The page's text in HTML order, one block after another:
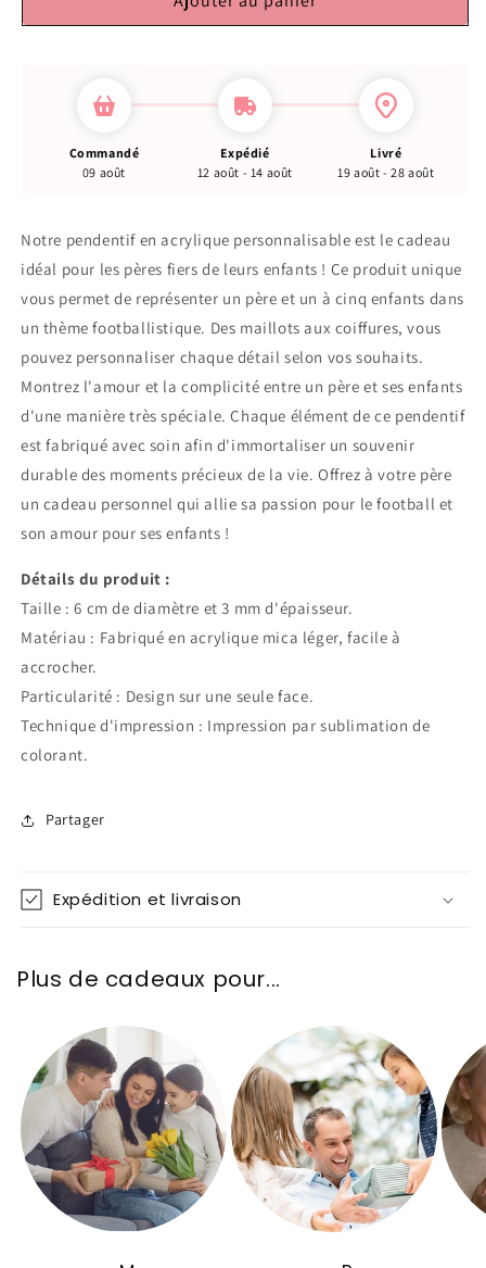
Commandé
09 août
Expédié
12 août - 14 août
Livré
19 août - 28 août
Notre pendentif en acrylique personnalisable est le cadeau
idéal pour les pères fiers de leurs enfants ! Ce produit unique
vous permet de représenter un père et un à cinq enfants dans
un thème footballistique. Des maillots aux coiffures, vous
pouvez personnaliser chaque détail selon vos souhaits.
Montrez l'amour et la complicité entre un père et ses enfants
d'une manière très spéciale. Chaque élément de ce pendentif
est fabriqué avec soin afin d'immortaliser un souvenir
durable des moments précieux de la vie. Offrez à votre père
un cadeau personnel qui allie sa passion pour le football et
son amour pour ses enfants !
Détails du produit :
Taille : 6 cm de diamètre et 3 mm d'épaisseur.
Matériau : Fabriqué en acrylique mica léger, facile à
accrocher.
Particularité : Design sur une seule face.
Technique d'impression : Impression par sublimation de
colorant.
Partager
Expédition et livraison
Plus de cadeaux pour...